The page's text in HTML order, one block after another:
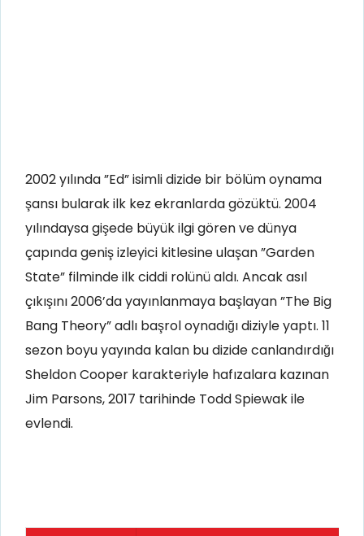
2002 yılında ”Ed” isimli dizide bir bölüm oynama
şansı bularak ilk kez ekranlarda gözüktü. 2004
yılındaysa gişede büyük ilgi gören ve dünya
çapında geniş izleyici kitlesine ulaşan ”Garden
State” filminde ilk ciddi rolünü aldı. Ancak asıl
çıkışını 2006’da yayınlanmaya başlayan ”The Big
Bang Theory” adlı başrol oynadığı diziyle yaptı. 11
sezon boyu yayında kalan bu dizide canlandırdığı
Sheldon Cooper karakteriyle hafızalara kazınan
Jim Parsons, 2017 tarihinde Todd Spiewak ile
evlendi.